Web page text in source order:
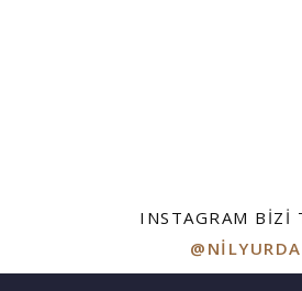
INSTAGRAM BIZI
@NILYURDA